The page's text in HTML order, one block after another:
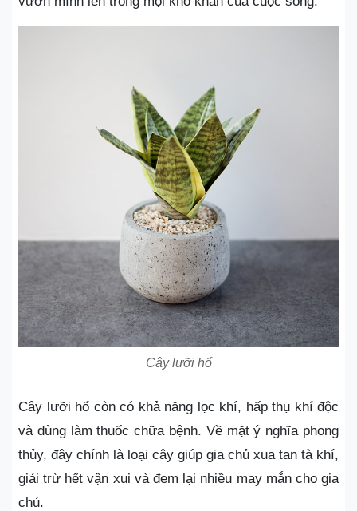
Cây lưỡi hổ
Cây lưỡi hổ còn có khả năng lọc khí, hấp thụ khí độc
và dùng làm thuốc chữa bệnh. Về mặt ý nghĩa phong
thủy, đây chính là loại cây giúp gia chủ xua tan tà khí,
giải trừ hết vận xui và đem lại nhiều may mắn cho gia
chủ.